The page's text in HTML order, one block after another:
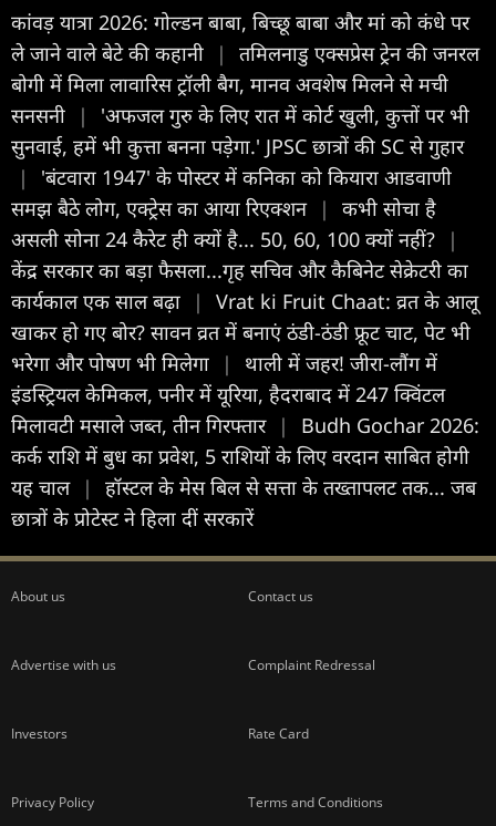
कांवड़ यात्रा 2026: गोल्डन बाबा, बिच्छू बाबा और मां को कंधे पर
ले जाने वाले बेटे की कहानी
|
तमिलनाडु एक्सप्रेस ट्रेन की जनरल
बोगी में मिला लावारिस ट्रॉली बैग, मानव अवशेष मिलने से मची
सनसनी
|
'अफजल गुरु के लिए रात में कोर्ट खुली, कुत्तों पर भी
सुनवाई, हमें भी कुत्ता बनना पड़ेगा.' JPSC छात्रों की SC से गुहार
|
'बंटवारा 1947' के पोस्टर में कनिका को कियारा आडवाणी
समझ बैठे लोग, एक्ट्रेस का आया रिएक्शन |
कभी सोचा है
असली सोना 24 कैरेट ही क्यों है... 50, 60, 100 क्यों नहीं?
|
केंद्र सरकार का बड़ा फैसला...गृह सचिव और कैबिनेट सेक्रेटरी का
कार्यकाल एक साल बढ़ा
|
Vrat ki Fruit Chaat: व्रत के आलू
खाकर हो गए बोर? सावन व्रत में बनाएं ठंडी-ठंडी फ्रूट चाट, पेट भी
भरेगा और पोषण भी मिलेगा
|
थाली में जहर! जीरा-लौंग में
इंडस्ट्रियल केमिकल, पनीर में यूरिया, हैदराबाद में 247 क्विंटल
मिलावटी मसाले जब्त, तीन गिरफ्तार |
Budh Gochar 2026:
कर्क राशि में बुध का प्रवेश, 5 राशियों के लिए वरदान साबित होगी
यह चाल |
हॉस्टल के मेस बिल से सत्ता के तख्तापलट तक... जब
छात्रों के प्रोटेस्ट ने हिला दीं सरकारें
About us Contact us
Advertise with us Complaint Redressal
Investors Rate Card
Privacy Policy Terms and Conditions